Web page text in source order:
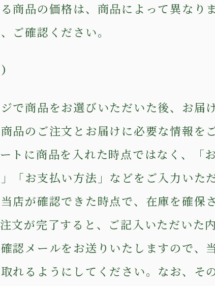
商品の価格は、商品によって異なり
ご確認ください。
で商品をお選びいただいた後、お届
品のご注文とお届けに必要な情報を
トに商品を入れた時点ではなく、「
「お支払い方法」などをご入力いた
店が確認できた時点で、在庫を確保
文が完了すると、ご記入いただいた
認メールをお送りいたしますので、
れるようにしてください。なお、そ